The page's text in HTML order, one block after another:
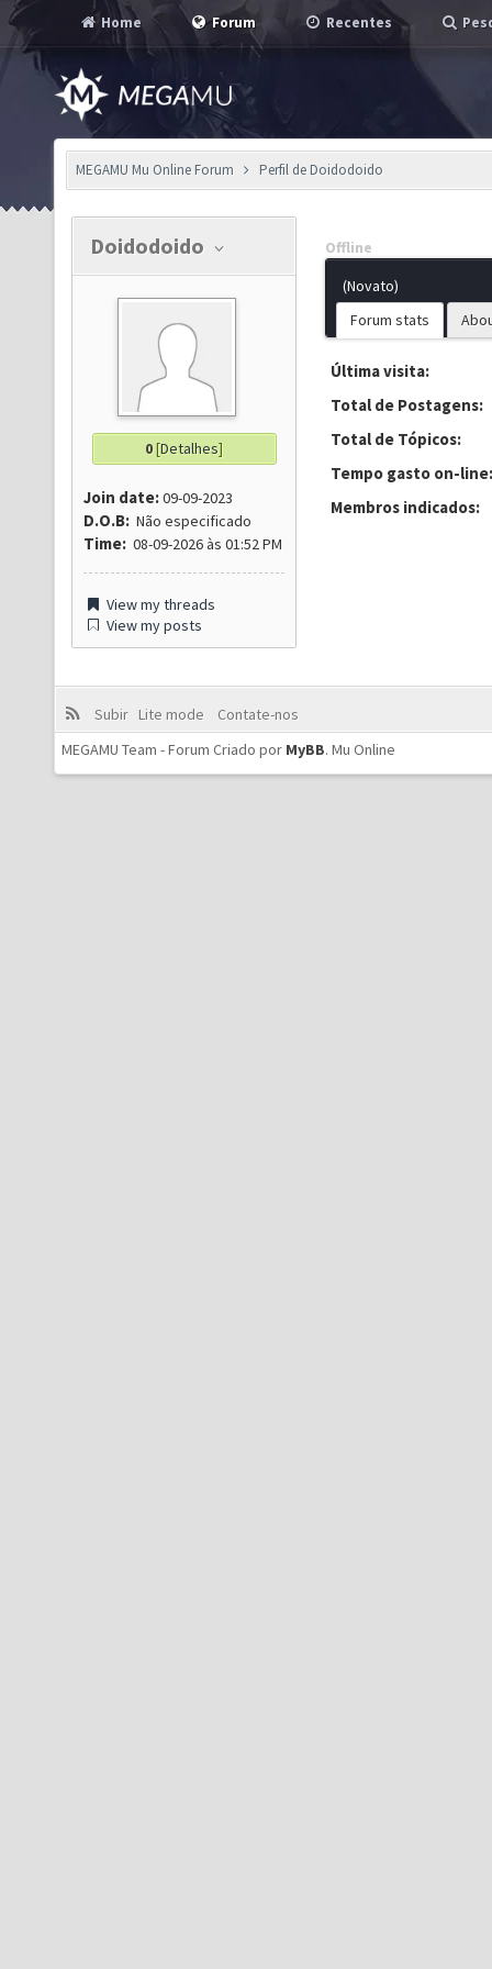
Home Forum Recentes
MEGAMU Mu Online Forum Perfil de Doidodoido
Doidodoido
0[Detalhes]
Join date:09-09-2023
D.O.B: Não especificado
Time: 08-09-2026 às 01:52 PM
View my threads
View my posts
Offline
(Novato)
Forum stats
Última visita:
Total de Postagens:
Total de Tópicos:
Tempo gasto on-line:
Membros indicados:
Subir Lite mode
Contate-nos
MEGAMU Team - Forum Criado por MyBB. Mu Online